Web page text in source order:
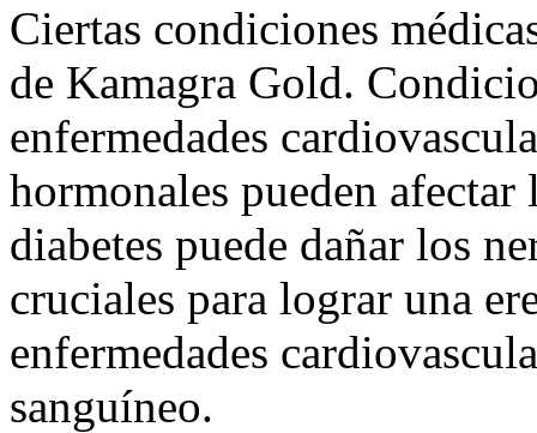
Ciertas condiciones
de Kamagra Gold.
enfermedades
hormonales pueden
diabetes puede dañar los
cruciales para lograr una
enfermedades
sanguíneo.